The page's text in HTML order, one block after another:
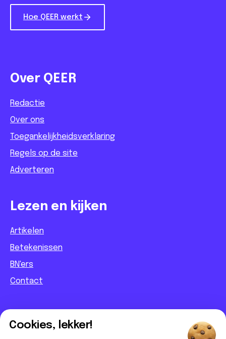
Hoe QEER werkt
Over QEER
Redactie
Over ons
Toegankelijkheidsverklaring
Regels op de site
Adverteren
Lezen en kijken
Artikelen
Betekenissen
BN'ers
Contact
Informatief
Cookies, lekker!